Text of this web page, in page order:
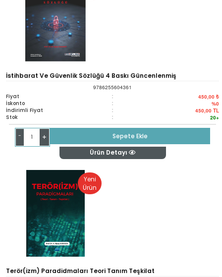
İstihbarat Ve Güvenlik Sözlüğü 4 Baskı Güncenlenmiş
9786255604361
Fiyat : 450,00 ₺
İskonto : %0
İndirimli Fiyat : 450,00 TL
Stok : 20+
- +
Sepete Ekle
Ürün Detayı
Yeni
Ürün
Terör(izm) Paradidmaları Teori Tanım Teşkilat